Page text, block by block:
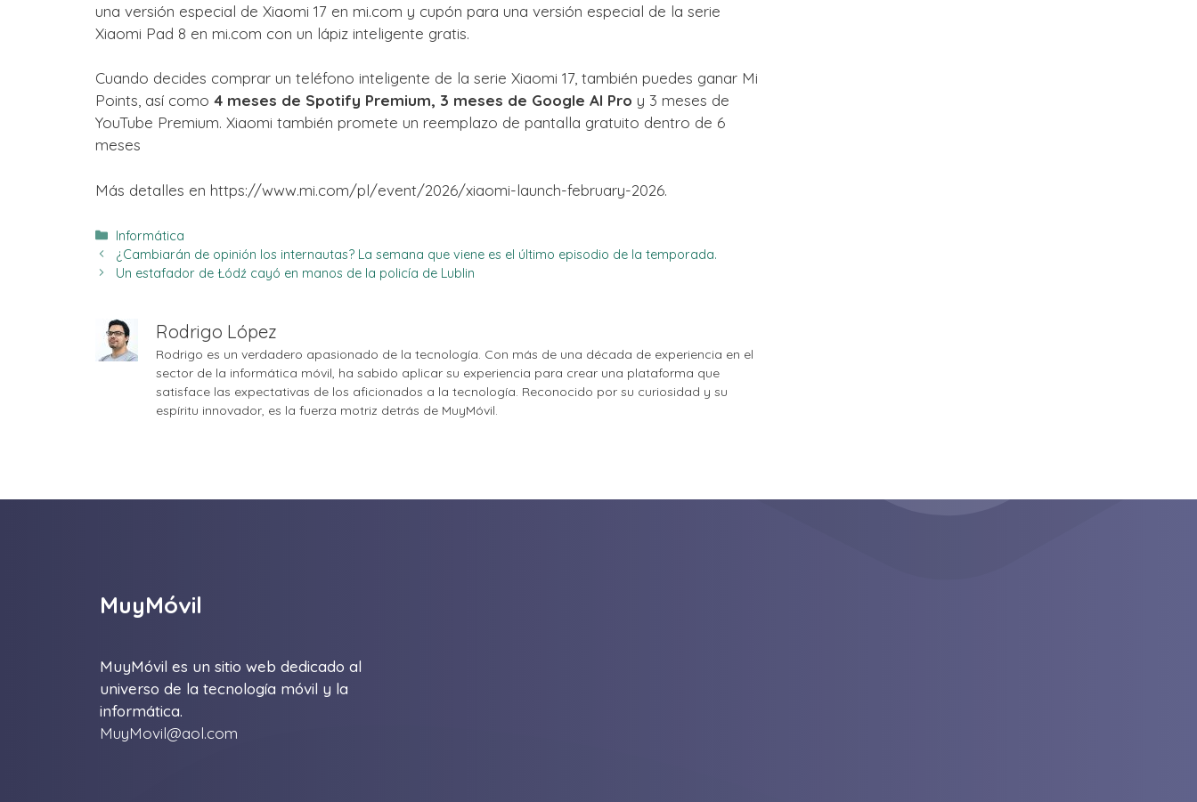
una versión especial de Xiaomi 17 en mi.com y cupón para una versión especial de la serie
Xiaomi Pad 8 en mi.com con un lápiz inteligente gratis.
Cuando decides comprar un teléfono inteligente de la serie Xiaomi 17, también puedes ganar Mi
Points, así como 4 meses de Spotify Premium, 3 meses de Google AI Pro y 3 meses de
YouTube Premium. Xiaomi también promete un reemplazo de pantalla gratuito dentro de 6
meses
Más detalles en https://www.mi.com/pl/event/2026/xiaomi-launch-february-2026.
Categorías
Informática
¿Cambiarán de opinión los internautas? La semana que viene es el último episodio de la temporada.
Un estafador de Łódź cayó en manos de la policía de Lublin
Rodrigo López
Rodrigo es un verdadero apasionado de la tecnología. Con más de una década de experiencia en el
sector de la informática móvil, ha sabido aplicar su experiencia para crear una plataforma que
satisface las expectativas de los aficionados a la tecnología. Reconocido por su curiosidad y su
espíritu innovador, es la fuerza motriz detrás de MuyMóvil.
MuyMóvil
MuyMóvil es un sitio web dedicado al
universo de la tecnología móvil y la
informática.
MuyMovil@aol.com